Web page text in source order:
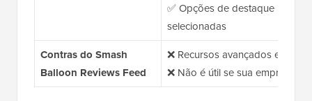
✅ Opções de destaque para
selecionadas
Contras do Smash
Balloon Reviews Feed
❌ Recursos avançados
❌ Não é útil se sua empresa